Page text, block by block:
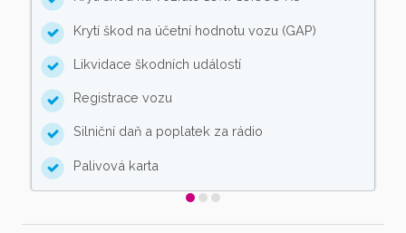
Krytí škod na účetní hodnotu vozu (GAP)
Likvidace škodních událostí
Registrace vozu
Silniční daň a poplatek za rádio
Palivová karta